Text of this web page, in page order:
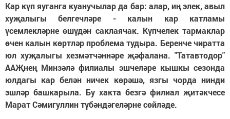
Кар күп яуганга куанучылар да бар: алар, иң элек, авыл
хуҗалыгы белгечләре - калын кар катламы
үсемлекләрне өшүдән саклаячак. Күпчелек тармаклар
өчен калын көртләр проблема тудыра. Беренче чиратта
юл хуҗалыгы хезмәтчәннәре җәфалана. "Татавтодор"
ААҖнең Минзәлә филиалы эшчеләре кышкы сезонда
юлдагы кар белән ничек көрәшә, язгы чорда нинди
эшләр башкарыла. Бу хакта безгә филиал җитәкчесе
Марат Сәмигуллин түбәндәгеләрне сөйләде.